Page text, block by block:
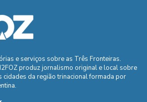
e serviços sobre as Três Fronteiras.
produz jornalismo original e local sobre
cidades da região trinacional formada por